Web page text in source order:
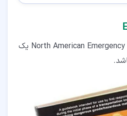
North American Emergency Response Guidebook یک